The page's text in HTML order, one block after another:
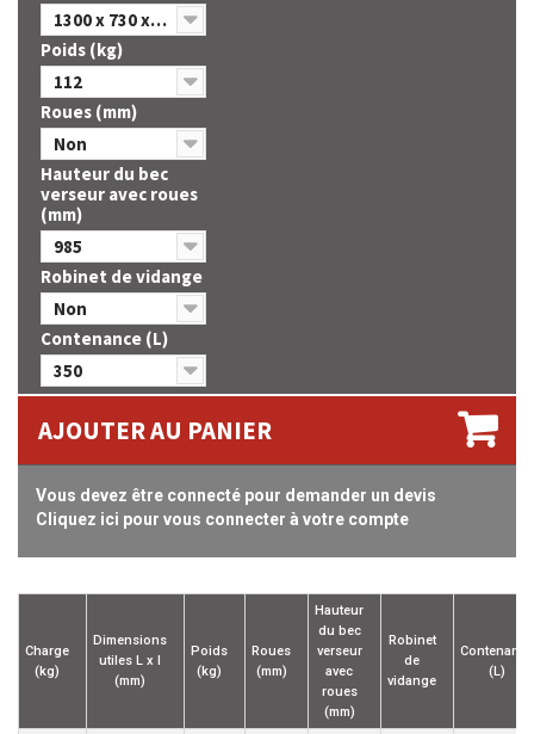
1300 x 730 x 834
Poids (kg)
112
Roues (mm)
Non
Hauteur du bec
verseur avec roues
(mm)
985
Robinet de vidange
Non
Contenance (L)
350
AJOUTER AU PANIER
Vous devez être connecté pour demander un devis
Cliquez ici pour vous connecter à votre compte
Charge
(kg)
Dimensions
utiles L x l
(mm)
Poids
(kg)
Roues
(mm)
Hauteur
du bec
verseur
avec
roues
(mm)
Robinet
de
vidange
Contenance
(L)